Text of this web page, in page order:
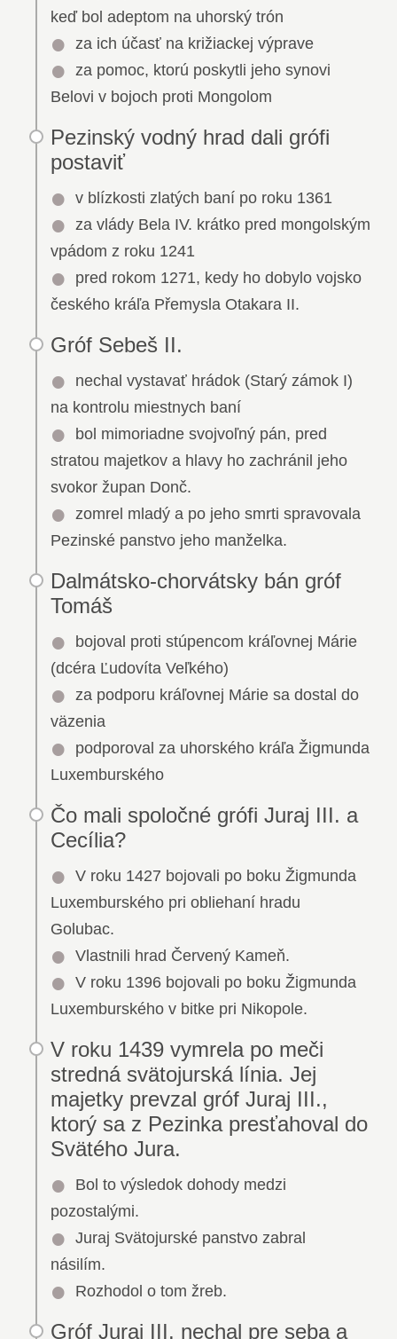
keď bol adeptom na uhorský trón
za ich účasť na križiackej výprave
za pomoc, ktorú poskytli jeho synovi
Belovi v bojoch proti Mongolom
Pezinský vodný hrad dali grófi
postaviť
v blízkosti zlatých baní po roku 1361
za vlády Bela IV. krátko pred mongolským
vpádom z roku 1241
pred rokom 1271, kedy ho dobylo vojsko
českého kráľa Přemysla Otakara II.
Gróf Sebeš II.
nechal vystavať hrádok (Starý zámok I)
na kontrolu miestnych baní
bol mimoriadne svojvoľný pán, pred
stratou majetkov a hlavy ho zachránil jeho
svokor župan Donč.
zomrel mladý a po jeho smrti spravovala
Pezinské panstvo jeho manželka.
Dalmátsko-chorvátsky bán gróf
Tomáš
bojoval proti stúpencom kráľovnej Márie
(dcéra Ľudovíta Veľkého)
za podporu kráľovnej Márie sa dostal do
väzenia
podporoval za uhorského kráľa Žigmunda
Luxemburského
Čo mali spoločné grófi Juraj III. a
Cecília?
V roku 1427 bojovali po boku Žigmunda
Luxemburského pri obliehaní hradu
Golubac.
Vlastnili hrad Červený Kameň.
V roku 1396 bojovali po boku Žigmunda
Luxemburského v bitke pri Nikopole.
V roku 1439 vymrela po meči
stredná svätojurská línia. Jej
majetky prevzal gróf Juraj III.,
ktorý sa z Pezinka presťahoval do
Svätého Jura.
Bol to výsledok dohody medzi
pozostalými.
Juraj Svätojurské panstvo zabral
násilím.
Rozhodol o tom žreb.
Gróf Juraj III. nechal pre seba a